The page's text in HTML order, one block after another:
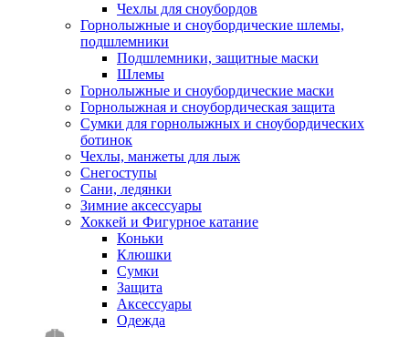
Чехлы для сноубордов
Горнолыжные и сноубордические шлемы,
подшлемники
Подшлемники, защитные маски
Шлемы
Горнолыжные и сноубордические маски
Горнолыжная и сноубордическая защита
Сумки для горнолыжных и сноубордических
ботинок
Чехлы, манжеты для лыж
Снегоступы
Сани, ледянки
Зимние аксессуары
Хоккей и Фигурное катание
Коньки
Клюшки
Сумки
Защита
Аксессуары
Одежда